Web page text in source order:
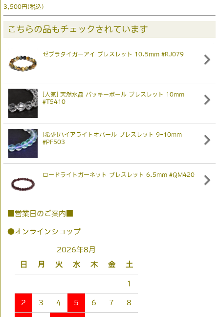
3,500円(税込)
こちらの品もチェックされています
ゼブラタイガーアイ ブレスレット 10.5mm #RJ079
[人気] 天然水晶 バッキーボール ブレスレット 10mm
#T5410
[希少]ハイアライトオパール ブレスレット 9-10mm
#PF503
ロードライトガーネット ブレスレット 6.5mm #QM420
■営業日のご案内■
●オンラインショップ
2026年8月
日
月 火 水 木 金 土
1
2 3 4 5 6 7 8